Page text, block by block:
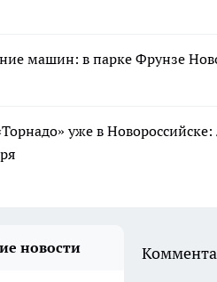
машин: в парке Фрунзе
уже в
новости